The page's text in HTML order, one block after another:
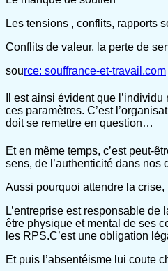
Les tensions , conflits, rapports
Conflits de valeur, la perte de
source: souffrance-et-travail.com
Il est ainsi évident que
ces paramètres. C’est
doit se remettre en question…
Et en même temps, c’est peut-
sens, de l’authenticité dans
Aussi pourquoi attendre la crise,
L’entreprise est responsable de
être physique et mental de ses
les RPS.C’est une obligation
Et puis l’absentéisme lui coute